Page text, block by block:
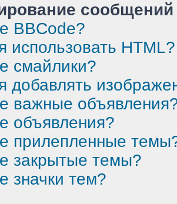
BBCode?
использовать HTML?
смайлики?
добавлять
важные
объявления?
прилепленные
закрытые темы?
значки тем?